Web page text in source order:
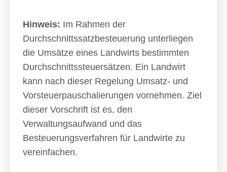
Hinweis: Im Rahmen der
Durchschnittssatzbesteuerung unterliegen
die Umsätze eines Landwirts bestimmten
Durchschnittssteuersätzen. Ein Landwirt
kann nach dieser Regelung Umsatz- und
Vorsteuerpauschalierungen vornehmen. Ziel
dieser Vorschrift ist es, den
Verwaltungsaufwand und das
Besteuerungsverfahren für Landwirte zu
vereinfachen.